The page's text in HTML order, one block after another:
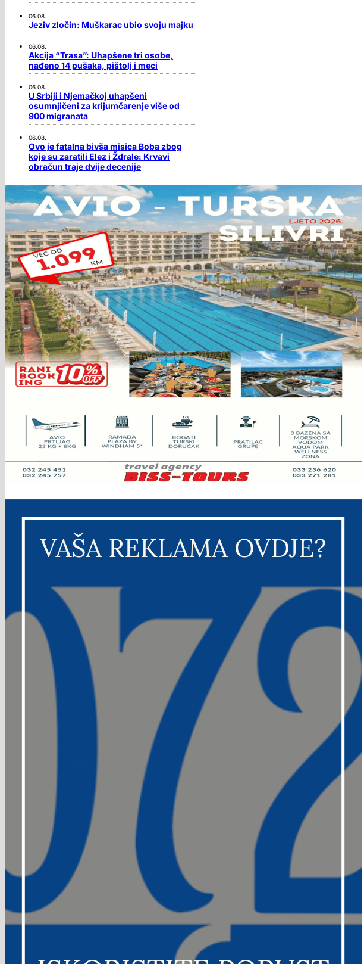
06.08.
Jeziv zločin: Muškarac ubio svoju majku
06.08.
Akcija “Trasa”: Uhapšene tri osobe,
nađeno 14 pušaka, pištolj i meci
06.08.
U Srbiji i Njemačkoj uhapšeni
osumnjičeni za krijumčarenje više od
900 migranata
06.08.
Ovo je fatalna bivša misica Boba zbog
koje su zaratili Elez i Ždrale: Krvavi
obračun traje dvije decenije